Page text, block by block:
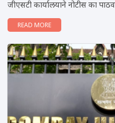
जीएसटी कार्यालयाने नोटीस का
READ MORE